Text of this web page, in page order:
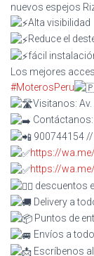
nuevos espejos
Alta visibilidad
Reduce el
fácil
Los mejores
#MoterosPeru
Visitanos:
Contáctanos:
900744154
https://
https://
descuentos
Delivery a
Puntos de
Envíos a
Escríbenos